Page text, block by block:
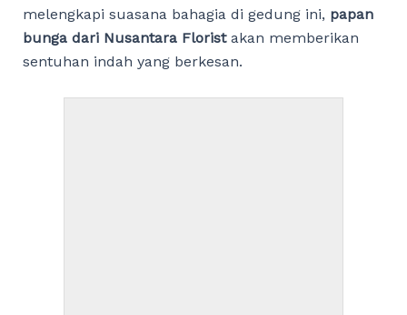
melengkapi suasana bahagia di gedung ini, papan
bunga dari Nusantara Floristakan memberikan
sentuhan indah yang berkesan.